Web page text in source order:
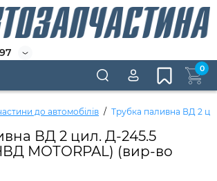
0
до автомобілів Трубка паливна ВД 2
ВД 2 цил. Д-245.5
МОТОRPAL) (вир-во